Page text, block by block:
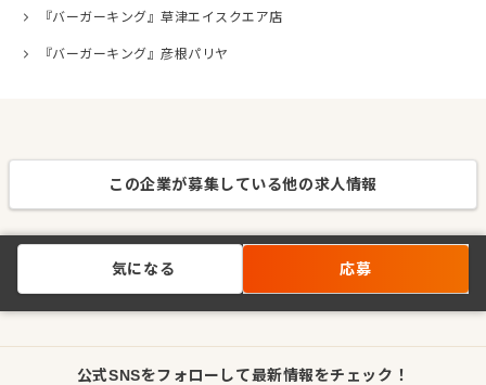
『バーガーキング』草津エイスクエア店
『バーガーキング』彦根パリヤ
この企業が募集している他の求人情報
気になる 応募
公式SNSをフォローして最新情報をチェック！